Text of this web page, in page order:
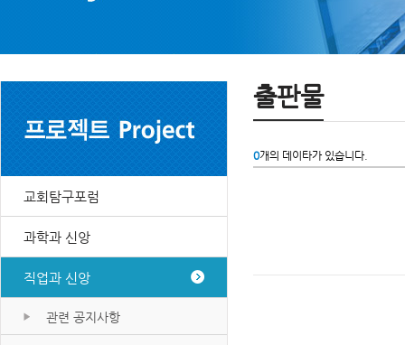
교회탐구포럼
과학과 신앙
직업과 신앙
관련 공지사항
출판물
0개의 데이타가 있습니다.